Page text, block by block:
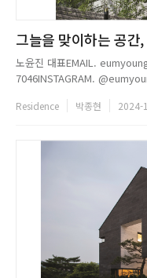
그늘을 맞이하는 공간
노윤진 대표EMAIL.
7046INSTAGRAM.
Residence 박종현 2024-